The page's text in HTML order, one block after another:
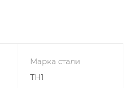
Марка стали
ТН1